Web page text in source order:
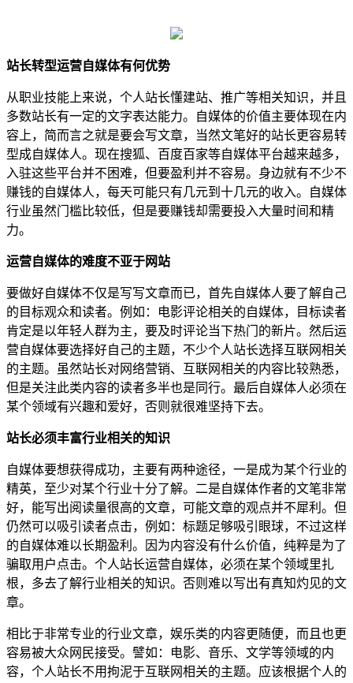
站长转型运营自媒体有何优势
从职业技能上来说，个人站长懂建站、推广等相关知识，并且
多数站长有一定的文字表达能力。自媒体的价值主要体现在内
容上，简而言之就是要会写文章，当然文笔好的站长更容易转
型成自媒体人。现在搜狐、百度百家等自媒体平台越来越多，
入驻这些平台并不困难，但要盈利并不容易。身边就有不少不
赚钱的自媒体人，每天可能只有几元到十几元的收入。自媒体
行业虽然门槛比较低，但是要赚钱却需要投入大量时间和精
力。
运营自媒体的难度不亚于网站
要做好自媒体不仅是写写文章而已，首先自媒体人要了解自己
的目标观众和读者。例如：电影评论相关的自媒体，目标读者
肯定是以年轻人群为主，要及时评论当下热门的新片。然后运
营自媒体要选择好自己的主题，不少个人站长选择互联网相关
的主题。虽然站长对网络营销、互联网相关的内容比较熟悉，
但是关注此类内容的读者多半也是同行。最后自媒体人必须在
某个领域有兴趣和爱好，否则就很难坚持下去。
站长必须丰富行业相关的知识
自媒体要想获得成功，主要有两种途径，一是成为某个行业的
精英，至少对某个行业十分了解。二是自媒体作者的文笔非常
好，能写出阅读量很高的文章，可能文章的观点并不犀利。但
仍然可以吸引读者点击，例如：标题足够吸引眼球，不过这样
的自媒体难以长期盈利。因为内容没有什么价值，纯粹是为了
骗取用户点击。个人站长运营自媒体，必须在某个领域里扎
根，多去了解行业相关的知识。否则难以写出有真知灼见的文
章。
相比于非常专业的行业文章，娱乐类的内容更随便，而且也更
容易被大众网民接受。譬如：电影、音乐、文学等领域的内
容，个人站长不用拘泥于互联网相关的主题。应该根据个人的